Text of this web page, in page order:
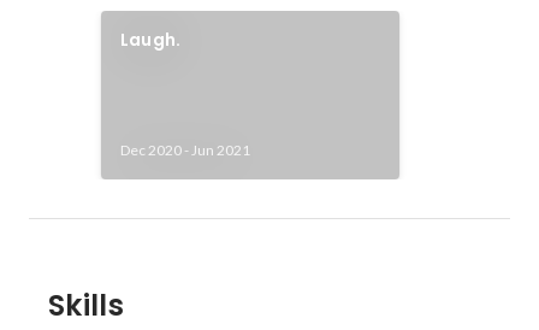
Laugh.
Dec 2020 - Jun 2021
Skills